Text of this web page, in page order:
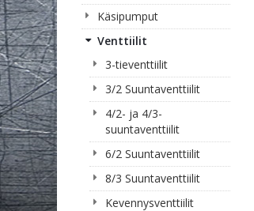
Käsipumput
Venttiilit
3-tieventtiilit
3/2 Suuntaventtiilit
4/2- ja 4/3-
suuntaventtiilit
6/2 Suuntaventtiilit
8/3 Suuntaventtiilit
Kevennysventtiilit